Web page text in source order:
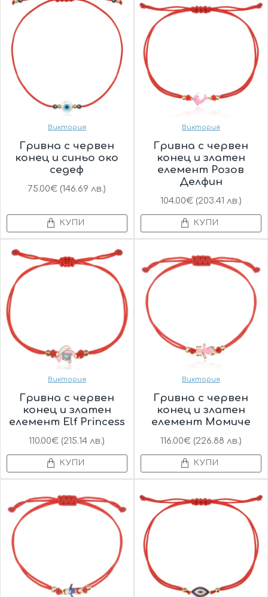
Виктория
Гривна с червен
конец и синьо око
седеф
75.00€ (146.69 лв.)
КУПИ
Виктория
Гривна с червен
конец и златен
елемент Розов
Делфин
104.00€ (203.41 лв.)
КУПИ
Виктория
Гривна с червен
конец и златен
елемент Elf Princess
110.00€ (215.14 лв.)
КУПИ
Виктория
Гривна с червен
конец и златен
елемент Момиче
116.00€ (226.88 лв.)
КУПИ